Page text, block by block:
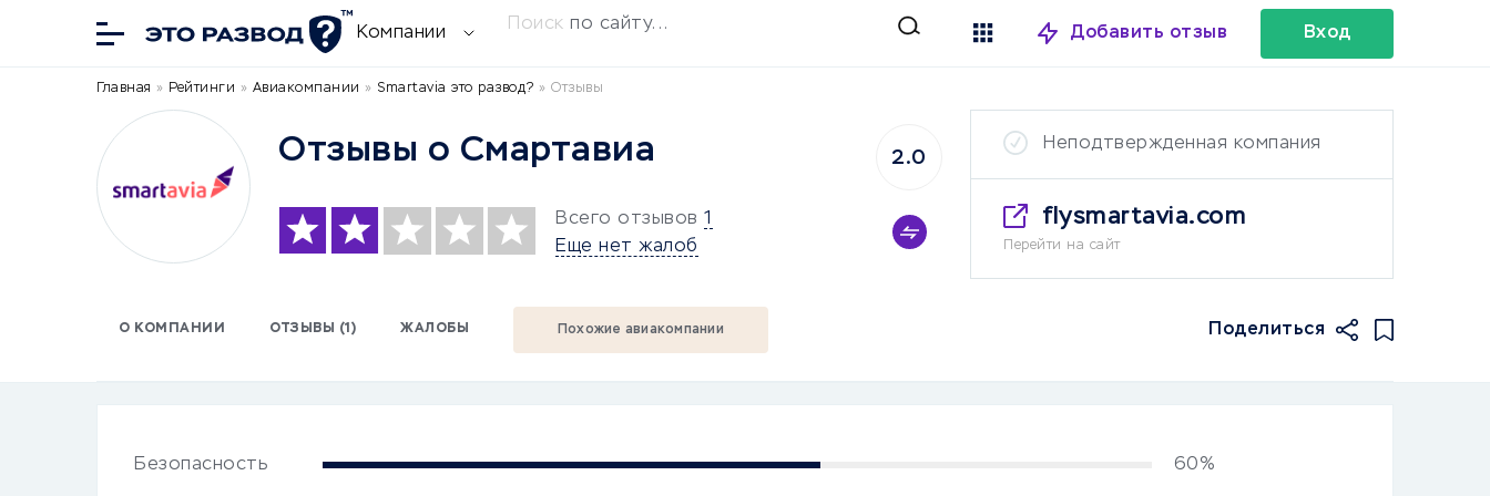
Компании Поиск по сайту... Добавить отзыв Вход
Главная » Рейтинги » Авиакомпании » Smartavia это развод? » Отзывы
Отзывы о Cмартавиа
Всего отзывов 1
Еще нет жалоб
2.0
Неподтвержденная компания
flysmartavia.com
Перейти на сайт
О КОМПАНИИ ОТЗЫВЫ (1) ЖАЛОБЫ Похожие авиакомпании Поделиться
Безопасность 60%